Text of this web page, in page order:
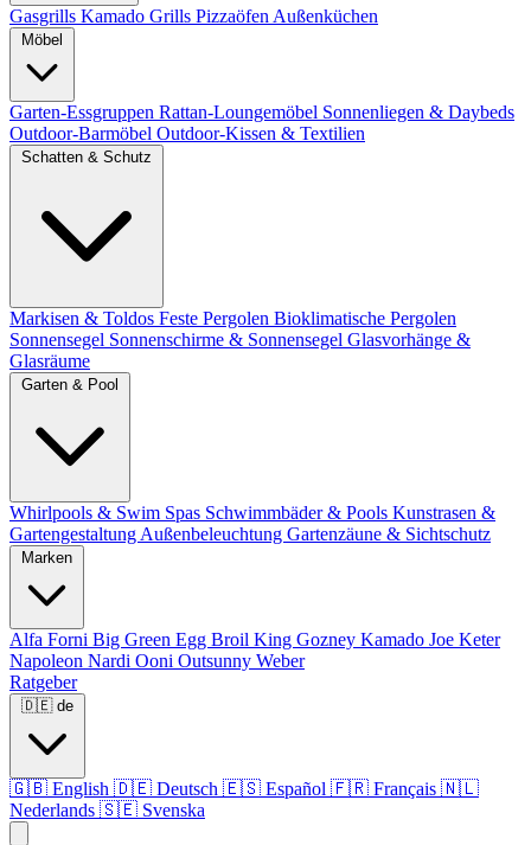
Gasgrills Kamado Grills Pizzaöfen Außenküchen
Garten-Essgruppen Rattan-Loungemöbel Sonnenliegen & Daybeds
Outdoor-Barmöbel Outdoor-Kissen & Textilien
Markisen & Toldos Feste Pergolen Bioklimatische Pergolen
Sonnensegel Sonnenschirme & Sonnensegel Glasvorhänge &
Glasräume
Whirlpools & Swim Spas Schwimmbäder & Pools Kunstrasen &
Gartengestaltung Außenbeleuchtung Gartenzäune & Sichtschutz
Alfa Forni Big Green Egg Broil King Gozney Kamado Joe Keter
Napoleon Nardi Ooni Outsunny Weber
Ratgeber
🇩🇪 de
🇬🇧 English 🇩🇪 Deutsch 🇪🇸 Español 🇫🇷 Français 🇳🇱
Nederlands 🇸🇪 Svenska